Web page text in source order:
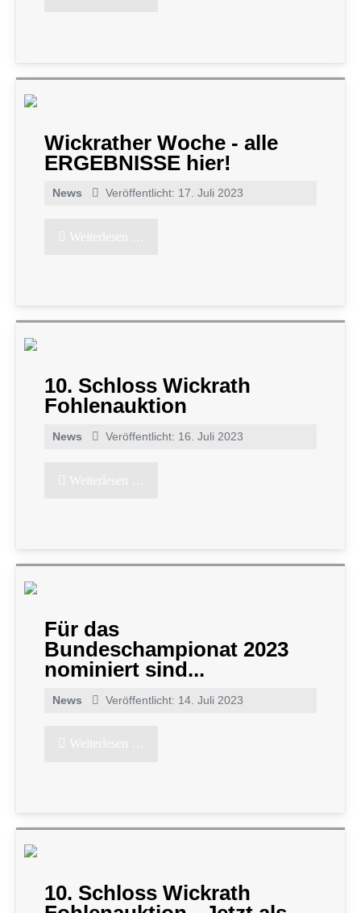
Wickrather Woche - alle
ERGEBNISSE hier!
News Veröffentlicht: 17. Juli 2023
Weiterlesen …
10. Schloss Wickrath
Fohlenauktion
News Veröffentlicht: 16. Juli 2023
Weiterlesen …
Für das
Bundeschampionat 2023
nominiert sind...
News Veröffentlicht: 14. Juli 2023
Weiterlesen …
10. Schloss Wickrath